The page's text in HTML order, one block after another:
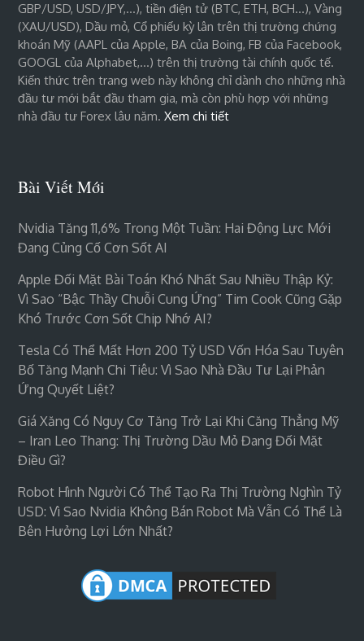
GBP/USD, USD/JPY,…), tiền điện tử (BTC, ETH, BCH…), Vàng
(XAU/USD), Dầu mỏ, Cổ phiếu kỳ lân trên thị trường chứng
khoán Mỹ (AAPL của Apple, BA của Boing, FB của Facebook,
GOOGL của Alphabet,…) trên thị trường tài chính quốc tế.
Kiến thức trên trang web này không chỉ dành cho những nhà
đầu tư mới bắt đầu tham gia, mà còn phù hợp với những
nhà đầu tư Forex lâu năm.Xem chi tiết
Bài Viết Mới
Nvidia Tăng 11,6% Trong Một Tuần: Hai Động Lực Mới
Đang Củng Cố Cơn Sốt AI
Apple Đối Mặt Bài Toán Khó Nhất Sau Nhiều Thập Kỷ:
Vì Sao “bậc Thầy Chuỗi Cung Ứng” Tim Cook Cũng Gặp
Khó Trước Cơn Sốt Chip Nhớ AI?
Tesla Có Thể Mất Hơn 200 Tỷ USD Vốn Hóa Sau Tuyên
Bố Tăng Mạnh Chi Tiêu: Vì Sao Nhà Đầu Tư Lại Phản
Ứng Quyết Liệt?
Giá Xăng Có Nguy Cơ Tăng Trở Lại Khi Căng Thẳng Mỹ
– Iran Leo Thang: Thị Trường Dầu Mỏ Đang Đối Mặt
Điều Gì?
Robot Hình Người Có Thể Tạo Ra Thị Trường Nghìn Tỷ
USD: Vì Sao Nvidia Không Bán Robot Mà Vẫn Có Thể Là
Bên Hưởng Lợi Lớn Nhất?